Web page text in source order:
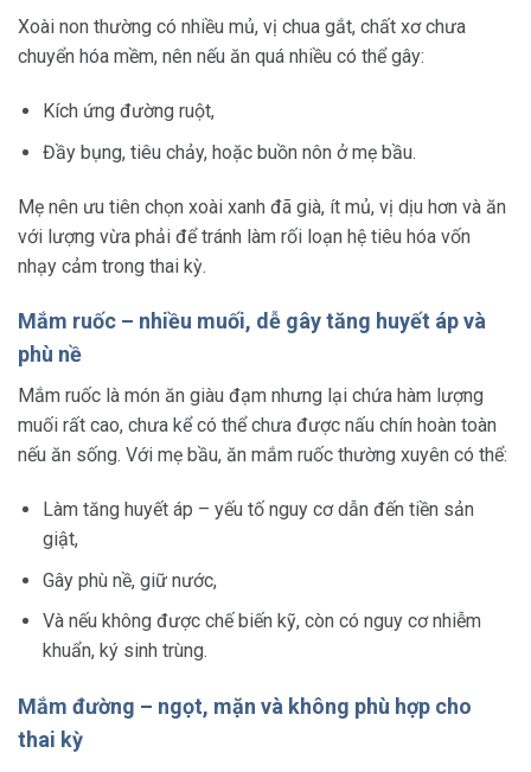
Xoài non thường có nhiều mủ, vị chua gắt, chất xơ chưa
chuyển hóa mềm, nên nếu ăn quá nhiều có thể gây:
Kích ứng đường ruột,
Đầy bụng, tiêu chảy, hoặc buồn nôn ở mẹ bầu.
Mẹ nên ưu tiên chọn xoài xanh đã già, ít mủ, vị dịu hơn và ăn
với lượng vừa phải để tránh làm rối loạn hệ tiêu hóa vốn
nhạy cảm trong thai kỳ.
Mắm ruốc – nhiều muối, dễ gây tăng huyết áp và
phù nề
Mắm ruốc là món ăn giàu đạm nhưng lại chứa hàm lượng
muối rất cao, chưa kể có thể chưa được nấu chín hoàn toàn
nếu ăn sống. Với mẹ bầu, ăn mắm ruốc thường xuyên có thể:
Làm tăng huyết áp – yếu tố nguy cơ dẫn đến tiền sản
giật,
Gây phù nề, giữ nước,
Và nếu không được chế biến kỹ, còn có nguy cơ nhiễm
khuẩn, ký sinh trùng.
Mắm đường – ngọt, mặn và không phù hợp cho
thai kỳ